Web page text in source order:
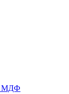
МДФ